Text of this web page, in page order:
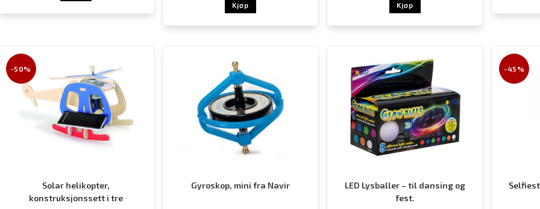
Kjøp Kjøp
-50%
Solar helikopter,
konstruksjonssett i tre
Gyroskop, mini fra Navir
LED Lysballer – til dansing og
fest.
-45%